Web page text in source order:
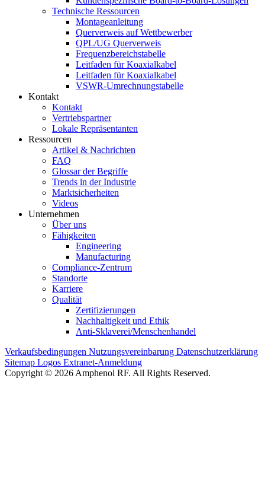
Technische Ressourcen
Montageanleitung
Querverweis auf Wettbewerber
QPL/UG Querverweis
Frequenzbereichstabelle
Leitfaden für Koaxialkabel
Leitfaden für Koaxialkabel
VSWR-Umrechnungstabelle
Kontakt
Kontakt
Vertriebspartner
Lokale Repräsentanten
Ressourcen
Artikel & Nachrichten
FAQ
Glossar der Begriffe
Trends in der Industrie
Marktsicherheiten
Videos
Unternehmen
Über uns
Fähigkeiten
Engineering
Manufacturing
Compliance-Zentrum
Standorte
Karriere
Qualität
Zertifizierungen
Nachhaltigkeit und Ethik
Anti-Sklaverei/Menschenhandel
Verkaufsbedingungen Nutzungsvereinbarung Datenschutzerklärung
Sitemap Logos Extranet-Anmeldung
Copyright © 2026 Amphenol RF. All Rights Reserved.